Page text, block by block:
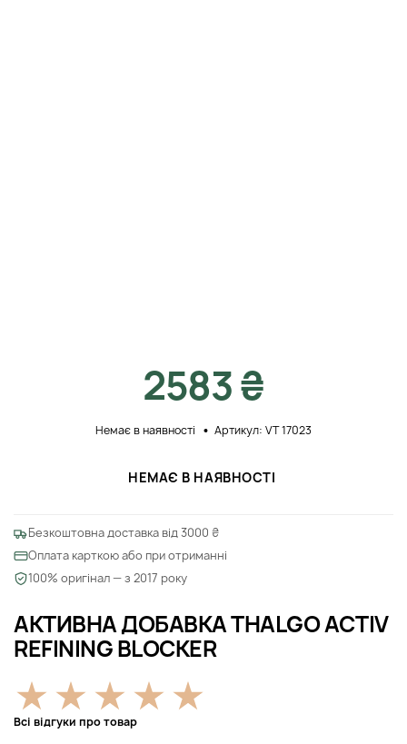
АКТИВНА ДОБАВКА THALGO ACTIV
REFINING BLOCKER
Всі відгуки про товар
2583 ₴
Немає в наявності Артикул: VT 17023
НЕМАЄ В НАЯВНОСТІ
Безкоштовна доставка від 3000 ₴
Оплата карткою або при отриманні
100% оригінал — з 2017 року